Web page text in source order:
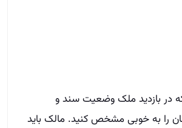
در بازدید ملک وضعیت سند و
را به خوبی مشخص کنید. مالک باید